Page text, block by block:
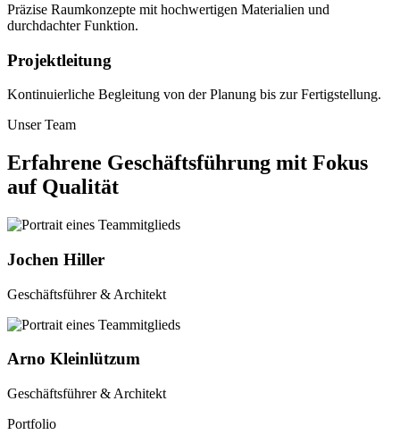
Präzise Raumkonzepte mit hochwertigen Materialien und
durchdachter Funktion.
Projektleitung
Kontinuierliche Begleitung von der Planung bis zur Fertigstellung.
Unser Team
Erfahrene Geschäftsführung mit Fokus
auf Qualität
Jochen Hiller
Geschäftsführer & Architekt
Arno Kleinlützum
Geschäftsführer & Architekt
Portfolio